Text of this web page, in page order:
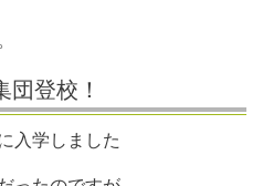
。
登校！
入学しました